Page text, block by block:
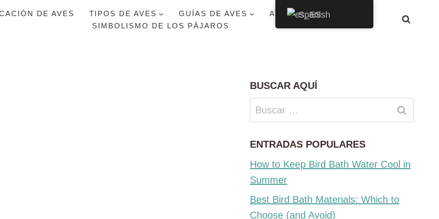
DE AVES TIPOS DE AVES GUÍAS DE AVES
AVES POR ESTADO
SIMBOLISMO DE LOS PÁJAROS
BUSCAR AQUÍ
Buscar:
ENTRADAS POPULARES
How to Keep Bird Bath Water Cool in
Summer
Best Bird Bath Materials: Which to
Choose (and Avoid)
Spanish